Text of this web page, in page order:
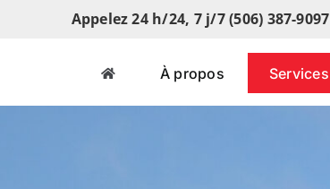
Appelez 24 h/24, 7 j/7 (506) 387-9097
À propos Services